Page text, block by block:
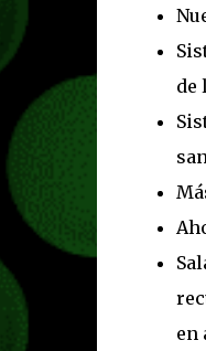
de
en